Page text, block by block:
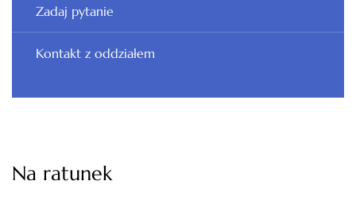
Zadaj pytanie
Kontakt z oddziałem
Na ratunek